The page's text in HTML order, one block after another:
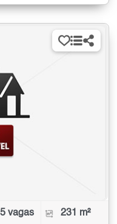
5 vagas 231 m²